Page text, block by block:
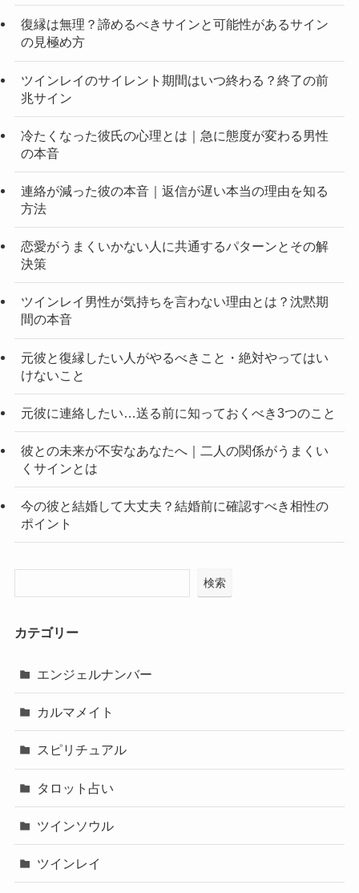
復縁は無理？諦めるべきサインと可能性があるサイン
の見極め方
ツインレイのサイレント期間はいつ終わる？終了の前
兆サイン
冷たくなった彼氏の心理とは｜急に態度が変わる男性
の本音
連絡が減った彼の本音｜返信が遅い本当の理由を知る
方法
恋愛がうまくいかない人に共通するパターンとその解
決策
ツインレイ男性が気持ちを言わない理由とは？沈黙期
間の本音
元彼と復縁したい人がやるべきこと・絶対やってはい
けないこと
元彼に連絡したい…送る前に知っておくべき3つのこと
彼との未来が不安なあなたへ｜二人の関係がうまくい
くサインとは
今の彼と結婚して大丈夫？結婚前に確認すべき相性の
ポイント
検索
カテゴリー
エンジェルナンバー
カルマメイト
スピリチュアル
タロット占い
ツインソウル
ツインレイ